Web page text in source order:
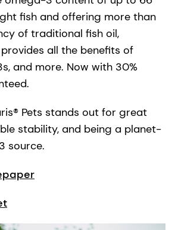
fish and offering more than
of traditional fish oil,
all the benefits of
and more. Now with 30%
Pets stands out for great
stability, and being a planet-
source.